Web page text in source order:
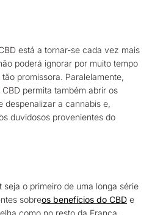
está a tornar-se cada vez mais
poderá ignorar por muito tempo
promissora. Paralelamente,
permita também abrir os
despenalizar a cannabis e,
duvidosos provenientes do
seja o primeiro de uma longa série
sobreos benefícios do CBD e
como no resto da França.